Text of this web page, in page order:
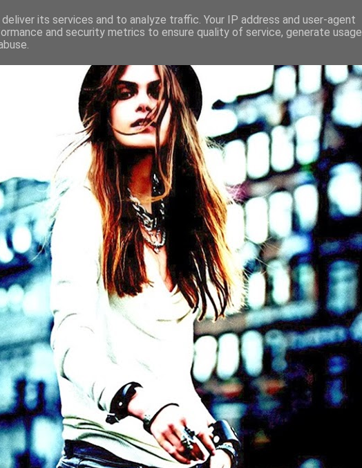
its services and to analyze traffic. Your IP address and user-agent
and security metrics to ensure quality of service, generate usage